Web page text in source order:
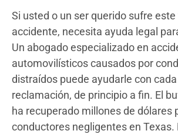
Si usted o un ser querido sufre este
accidente, necesita ayuda legal
Un abogado especializado en
automovilísticos causados ​​por
distraídos puede ayudarle con
reclamación, de principio a fin. El
ha recuperado millones de dólares
conductores negligentes en